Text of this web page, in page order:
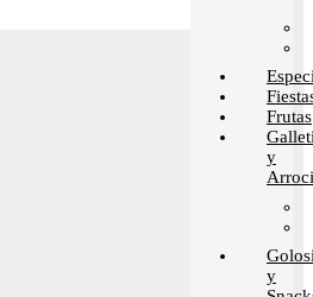
Frutas
y
y